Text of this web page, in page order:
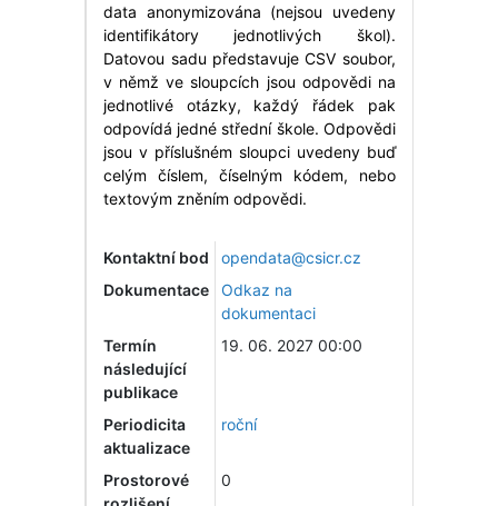
data anonymizována (nejsou uvedeny
identifikátory jednotlivých škol).
Datovou sadu představuje CSV soubor,
v němž ve sloupcích jsou odpovědi na
jednotlivé otázky, každý řádek pak
odpovídá jedné střední škole. Odpovědi
jsou v příslušném sloupci uvedeny buď
celým číslem, číselným kódem, nebo
textovým zněním odpovědi.
Kontaktní bod
opendata@csicr.cz
Dokumentace
Odkaz na
dokumentaci
Termín
následující
publikace
19. 06. 2027 00:00
Periodicita
aktualizace
roční
Prostorové
0